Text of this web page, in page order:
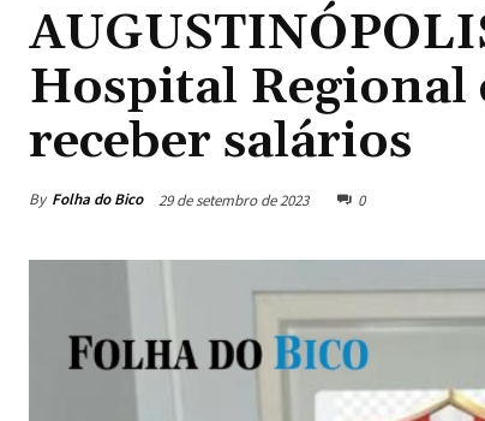
Hospital Regional
receber salários
By Folha do Bico 29 de setembro de 2023 0